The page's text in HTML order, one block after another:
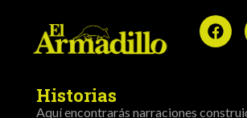
Historias
Aquí encontrarás narraciones